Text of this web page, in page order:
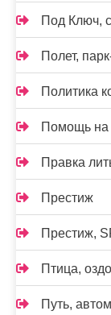
Под Ключ,
Полет,
Политика
Помощь на
Правка
Престиж
Престиж,
Птица,
Путь,